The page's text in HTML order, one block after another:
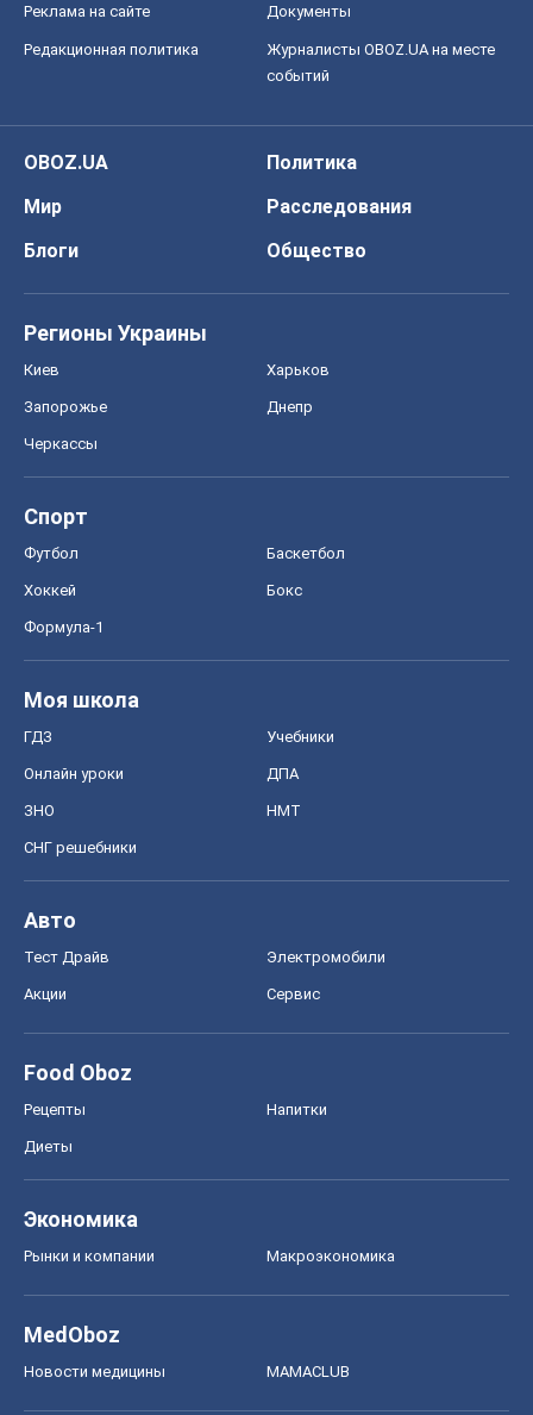
Реклама на сайте Документы
Редакционная политика
Журналисты OBOZ.UA на месте
событий
OBOZ.UA
Политика
Мир
Расследования
Блоги
Общество
Регионы Украины
Киев Харьков
Запорожье Днепр
Черкассы
Спорт
Футбол Баскетбол
Хоккей Бокс
Формула-1
Моя школа
ГДЗ Учебники
Онлайн уроки ДПА
ЗНО НМТ
СНГ решебники
Авто
Тест Драйв Электромобили
Акции Сервис
Food Oboz
Рецепты Напитки
Диеты
Экономика
Рынки и компании Mакроэкономика
MedOboz
Новости медицины MAMACLUB